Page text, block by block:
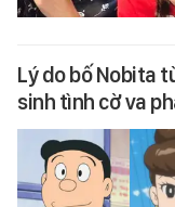
Lý do bố Nobita
sinh tình cờ va